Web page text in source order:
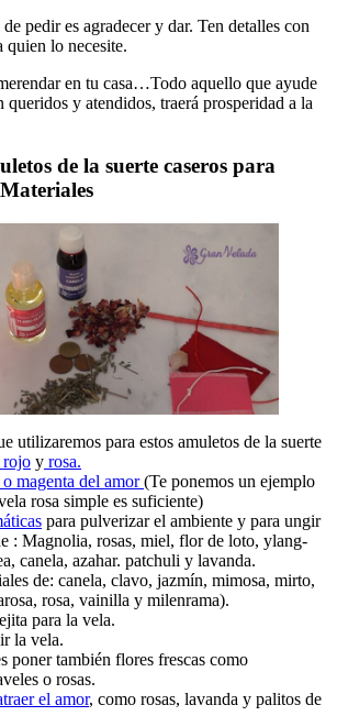
pedir es agradecer y dar. Ten detalles con
quien lo necesite.
en tu casa…Todo aquello que ayude
queridos y atendidos, traerá prosperidad a la
de la suerte caseros para
utilizaremos para estos amuletos de la suerte
rojo y rosa.
magenta del amor(Te ponemos un ejemplo
rosa simple es suficiente)
para pulverizar el ambiente y para ungir
: Magnolia, rosas, miel, flor de loto, ylang-
canela, azahar. patchuli y lavanda.
de: canela, clavo, jazmín, mimosa, mirto,
rosa, vainilla y milenrama).
para la vela.
la vela.
poner también flores frescas como
o rosas.
el amor, como rosas, lavanda y palitos de